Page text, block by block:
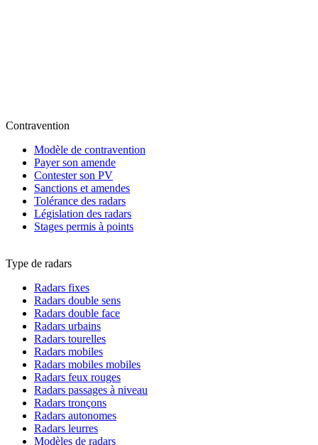
Contravention
Modèle de contravention
Payer son amende
Contester son PV
Sanctions et amendes
Tolérance des radars
Législation des radars
Stages permis à points
Type de radars
Radars fixes
Radars double sens
Radars double face
Radars urbains
Radars tourelles
Radars mobiles
Radars mobiles mobiles
Radars feux rouges
Radars passages à niveau
Radars tronçons
Radars autonomes
Radars leurres
Modèles de radars